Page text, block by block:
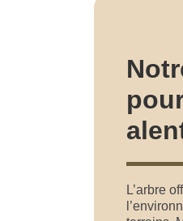
L’arbre